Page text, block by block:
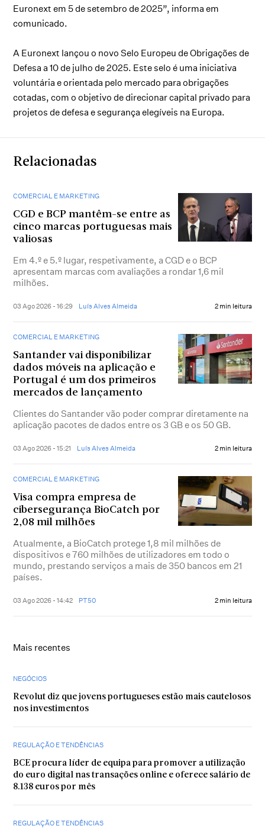
Euronext em 5 de setembro de 2025”, informa em
comunicado.
A Euronext lançou o novo Selo Europeu de Obrigações de
Defesa a 10 de julho de 2025. Este selo é uma iniciativa
voluntária e orientada pelo mercado para obrigações
cotadas, com o objetivo de direcionar capital privado para
projetos de defesa e segurança elegíveis na Europa.
Relacionadas
COMERCIAL E MARKETING
CGD e BCP mantêm-se entre as
cinco marcas portuguesas mais
valiosas
Em 4.º e 5.º lugar, respetivamente, a CGD e o BCP
apresentam marcas com avaliações a rondar 1,6 mil
milhões.
03 Ago 2026 - 16:29 Luís Alves Almeida 2 min leitura
COMERCIAL E MARKETING
Santander vai disponibilizar
dados móveis na aplicação e
Portugal é um dos primeiros
mercados de lançamento
Clientes do Santander vão poder comprar diretamente na
aplicação pacotes de dados entre os 3 GB e os 50 GB.
03 Ago 2026 - 15:21 Luís Alves Almeida 2 min leitura
COMERCIAL E MARKETING
Visa compra empresa de
cibersegurança BioCatch por
2,08 mil milhões
Atualmente, a BioCatch protege 1,8 mil milhões de
dispositivos e 760 milhões de utilizadores em todo o
mundo, prestando serviços a mais de 350 bancos em 21
países.
03 Ago 2026 - 14:42 PT50 2 min leitura
Mais recentes
NEGÓCIOS
Revolut diz que jovens portugueses estão mais cautelosos
nos investimentos
REGULAÇÃO E TENDÊNCIAS
BCE procura líder de equipa para promover a utilização
do euro digital nas transações online e oferece salário de
8.138 euros por mês
REGULAÇÃO E TENDÊNCIAS